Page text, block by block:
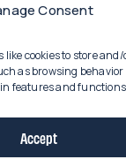
Consent
like cookies to store
as browsing
features and
Accept